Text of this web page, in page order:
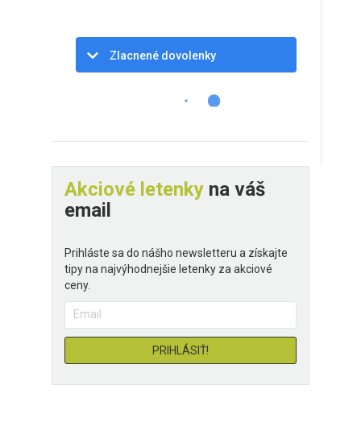
Zlacnené dovolenky
Akciové letenky na váš
email
Prihláste sa do nášho newsletteru a získajte
tipy na najvýhodnejšie letenky za akciové
ceny.